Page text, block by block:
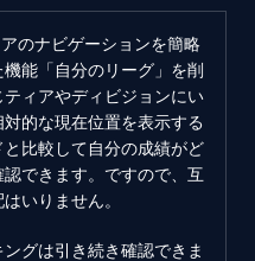
のナビゲーションを簡略
能「自分のリーグ」を削
ィアやディビジョンにい
的な現在位置を表示する
比較して自分の成績がど
できます。ですので、互
いりません。
グは引き続き確認できま